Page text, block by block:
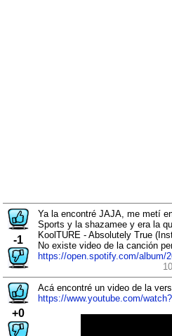
-1
Ya la encontré JAJA, me metí
Sports y la shazamee y era la
KoolTURE - Absolutely True
No existe video de la canción
https://open.spotify.com/album/
+0
Acá encontré un video de la
https://www.youtube.com/